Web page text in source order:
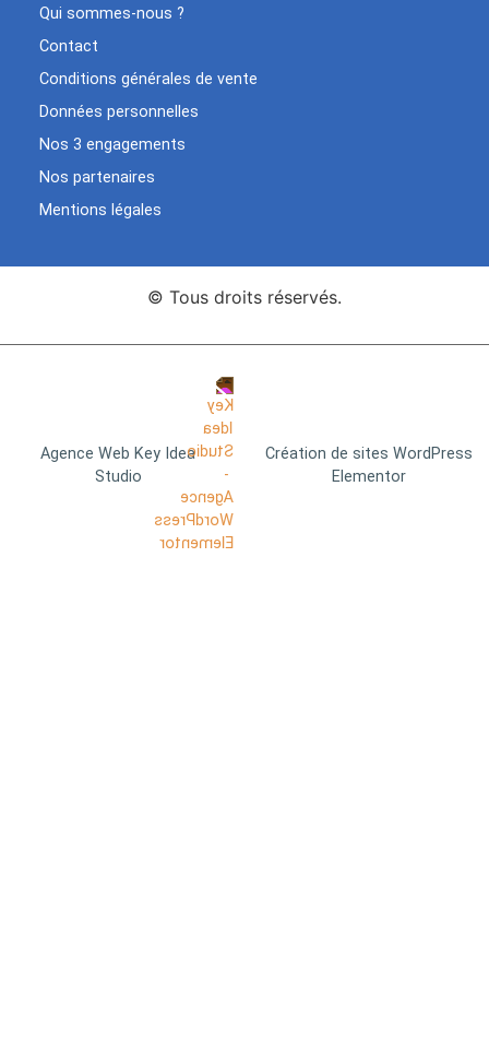
Qui sommes-nous ?
Contact
Conditions générales de vente
Données personnelles
Nos 3 engagements
Nos partenaires
Mentions légales
© Tous droits réservés.
Agence Web Key Idea
Studio
Création de sites WordPress
Elementor